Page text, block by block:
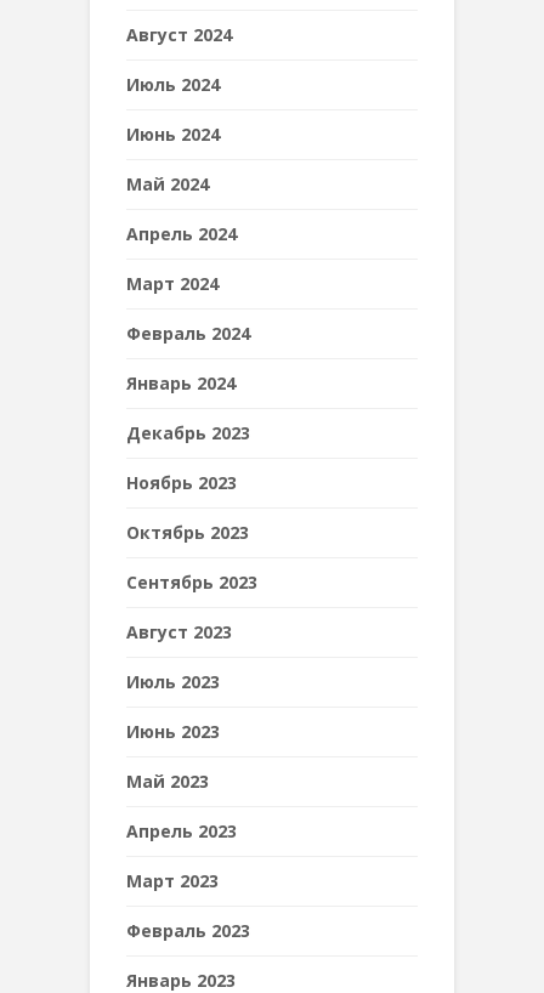
Август 2024
Июль 2024
Июнь 2024
Май 2024
Апрель 2024
Март 2024
Февраль 2024
Январь 2024
Декабрь 2023
Ноябрь 2023
Октябрь 2023
Сентябрь 2023
Август 2023
Июль 2023
Июнь 2023
Май 2023
Апрель 2023
Март 2023
Февраль 2023
Январь 2023